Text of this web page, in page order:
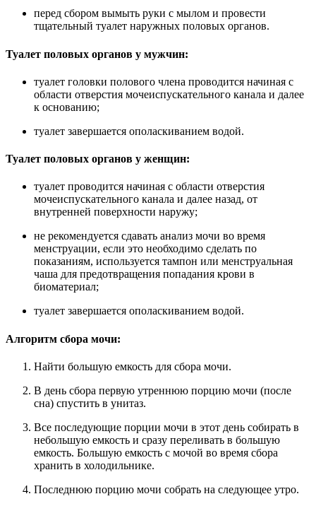
перед сбором вымыть руки с мылом и провести
тщательный туалет наружных половых органов.
Туалет половых органов у мужчин:
туалет головки полового члена проводится начиная с
области отверстия мочеиспускательного канала и далее
к основанию;
туалет завершается ополаскиванием водой.
Туалет половых органов у женщин:
туалет проводится начиная с области отверстия
мочеиспускательного канала и далее назад, от
внутренней поверхности наружу;
не рекомендуется сдавать анализ мочи во время
менструации, если это необходимо сделать по
показаниям, используется тампон или менструальная
чаша для предотвращения попадания крови в
биоматериал;
туалет завершается ополаскиванием водой.
Алгоритм сбора мочи:
Найти большую емкость для сбора мочи.
В день сбора первую утреннюю порцию мочи (после
сна) спустить в унитаз.
Все последующие порции мочи в этот день собирать в
небольшую емкость и сразу переливать в большую
емкость. Большую емкость с мочой во время сбора
хранить в холодильнике.
Последнюю порцию мочи собрать на следующее утро.